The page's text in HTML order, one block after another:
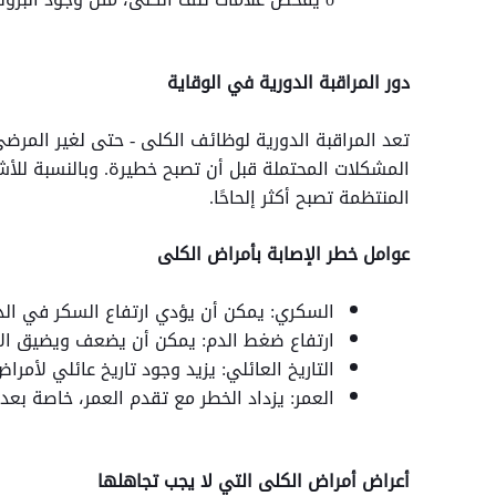
دور المراقبة الدورية في الوقاية
تعد المراقبة الدورية لوظائف الكلى - حتى لغير
المشكلات المحتملة قبل أن تصبح خطيرة. وبالنسبة
المنتظمة تصبح أكثر إلحاحًا.
عوامل خطر الإصابة بأمراض الكلى
السكري: يمكن أن يؤدي ارتفاع السكر في
ارتفاع ضغط الدم: يمكن أن يضعف ويضيق
التاريخ العائلي: يزيد وجود تاريخ عائلي
العمر: يزداد الخطر مع تقدم العمر، خاصة
أعراض أمراض الكلى التي لا يجب تجاهلها